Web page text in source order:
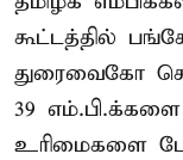
கூட்டத்தில்
துரைவைகோ
39
உரிமைகளை